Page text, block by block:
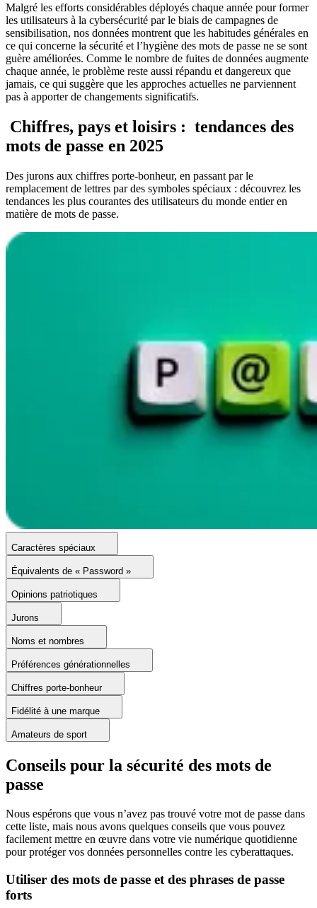
Malgré les efforts considérables déployés chaque année pour former
les utilisateurs à la cybersécurité par le biais de campagnes de
sensibilisation, nos données montrent que les habitudes générales en
ce qui concerne la sécurité et l’hygiène des mots de passe ne se sont
guère améliorées. Comme le nombre de fuites de données augmente
chaque année, le problème reste aussi répandu et dangereux que
jamais, ce qui suggère que les approches actuelles ne parviennent
pas à apporter de changements significatifs.
Chiffres, pays et loisirs : tendances des
mots de passe en 2025
Des jurons aux chiffres porte-bonheur, en passant par le
remplacement de lettres par des symboles spéciaux : découvrez les
tendances les plus courantes des utilisateurs du monde entier en
matière de mots de passe.
Caractères spéciaux
Équivalents de « Password »
Opinions patriotiques
Jurons
Noms et nombres
Préférences générationnelles
Chiffres porte-bonheur
Fidélité à une marque
Amateurs de sport
Conseils pour la sécurité des mots de
passe
Nous espérons que vous n’avez pas trouvé votre mot de passe dans
cette liste, mais nous avons quelques conseils que vous pouvez
facilement mettre en œuvre dans votre vie numérique quotidienne
pour protéger vos données personnelles contre les cyberattaques.
Utiliser des mots de passe et des phrases de passe
forts